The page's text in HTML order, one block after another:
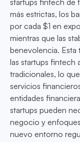
startups fintech de
más estrictas, los
por cada $1 en
mientras que las
benevolencia. Esta
las startups fintech
tradicionales, lo
servicios
entidades
startups pueden
negocio y
nuevo entorno